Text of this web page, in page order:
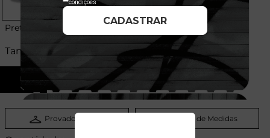
Preto
Tamanhos:
U
Provador Virtual Tabela de Medidas